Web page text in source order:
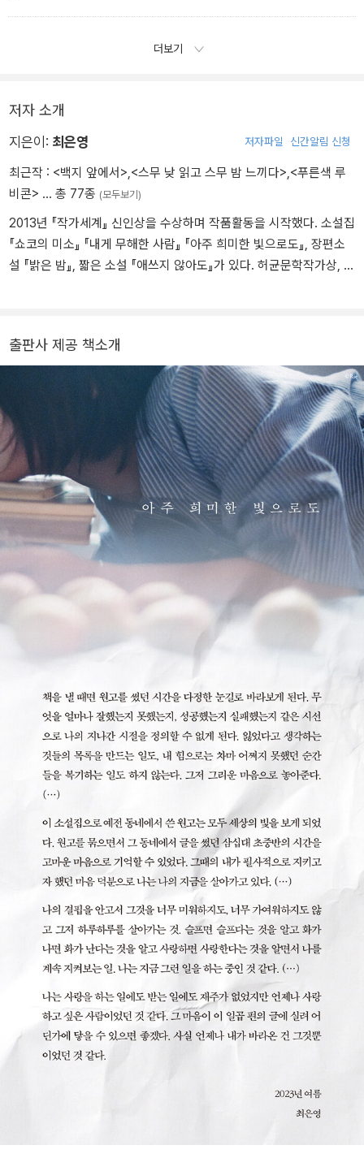
-몫
더보기
저자 소개
지은이: 최은영 저자파일 신간알림 신청
최근작 : <백지 앞에서> <스무 낮 읽고 스무 밤 느끼다> <푸른색 루
비콘> … 총 77종 (모두보기)
2013년 『작가세계』 신인상을 수상하며 작품활동을 시작했다. 소설집
『쇼코의 미소』 『내게 무해한 사람』 『아주 희미한 빛으로도』, 장편소
설 『밝은 밤』, 짧은 소설 『애쓰지 않아도』가 있다. 허균문학작가상, 김
출판사 제공 책소개